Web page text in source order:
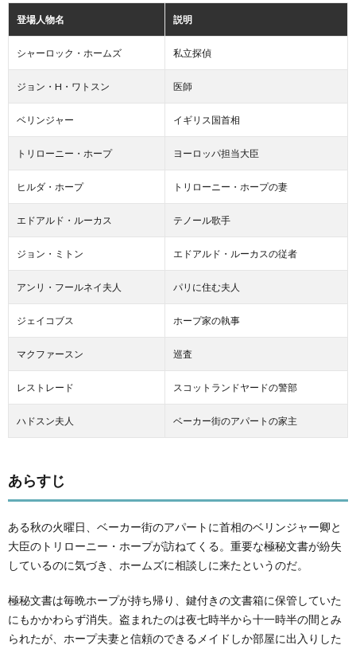
登場人物名 説明
シャーロック・ホームズ 私立探偵
ジョン・H・ワトスン 医師
ベリンジャー イギリス国首相
トリローニー・ホープ ヨーロッパ担当大臣
ヒルダ・ホープ トリローニー・ホープの妻
エドアルド・ルーカス テノール歌手
ジョン・ミトン エドアルド・ルーカスの従者
アンリ・フールネイ夫人 パリに住む夫人
ジェイコブス ホープ家の執事
マクファースン 巡査
レストレード スコットランドヤードの警部
ハドスン夫人 ベーカー街のアパートの家主
あらすじ
ある秋の火曜日、ベーカー街のアパートに首相のベリンジャー卿と
大臣のトリローニー・ホープが訪ねてくる。重要な極秘文書が紛失
しているのに気づき、ホームズに相談しに来たというのだ。
極秘文書は毎晩ホープが持ち帰り、鍵付きの文書箱に保管していた
にもかかわらず消失。盗まれたのは夜七時半から十一時半の間とみ
られたが、ホープ夫妻と信頼のできるメイドしか部屋に出入りした